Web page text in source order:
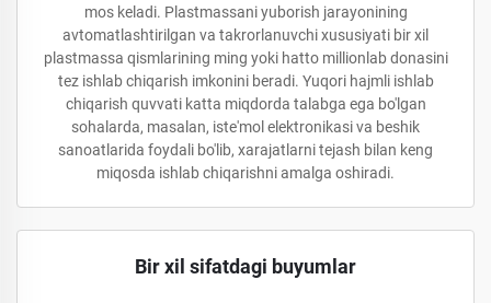
mos keladi. Plastmassani yuborish jarayonining
avtomatlashtirilgan va takrorlanuvchi xususiyati bir xil
plastmassa qismlarining ming yoki hatto millionlab donasini
tez ishlab chiqarish imkonini beradi. Yuqori hajmli ishlab
chiqarish quvvati katta miqdorda talabga ega bo'lgan
sohalarda, masalan, iste'mol elektronikasi va beshik
sanoatlarida foydali bo'lib, xarajatlarni tejash bilan keng
miqosda ishlab chiqarishni amalga oshiradi.
Bir xil sifatdagi buyumlar